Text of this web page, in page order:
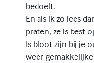
bedoelt.
En als ik zo lees
praten, ze is best
Is bloot zijn bij je
weer